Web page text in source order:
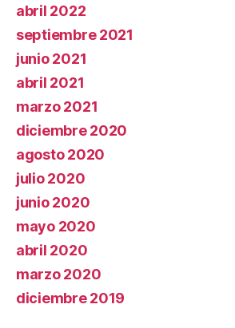
abril 2022
septiembre 2021
junio 2021
abril 2021
marzo 2021
diciembre 2020
agosto 2020
julio 2020
junio 2020
mayo 2020
abril 2020
marzo 2020
diciembre 2019